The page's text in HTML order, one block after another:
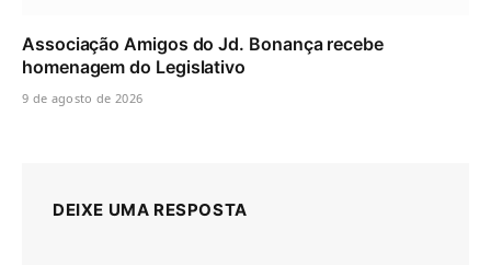
Associação Amigos do Jd. Bonança recebe
homenagem do Legislativo
9 de agosto de 2026
DEIXE UMA RESPOSTA